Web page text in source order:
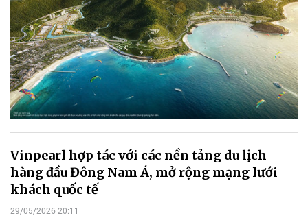
Vinpearl hợp tác với các nền tảng du lịch
hàng đầu Đông Nam Á, mở rộng mạng lưới
khách quốc tế
29/05/2026 20:11